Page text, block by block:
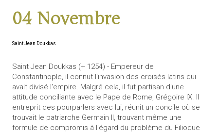
04 Novembre
Saint Jean Doukkas
Saint Jean Doukkas (+ 1254) - Empereur de
Constantinople, il connut l'invasion des croisés latins qui
avait divisé l'empire. Malgré cela, il fut partisan d'une
attitude conciliante avec le Pape de Rome, Grégoire IX. Il
entreprit des pourparlers avec lui, réunit un concile où se
trouvait le patriarche Germain II, trouvant même une
formule de compromis à l'égard du problème du Filioque